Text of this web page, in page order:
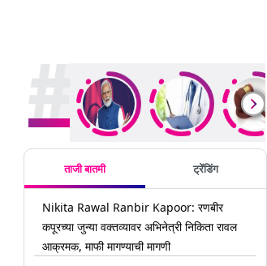
ताजी बातमी ट्रेंडिंग
Nikita Rawal Ranbir Kapoor: रणबीर
कपूरच्या जुन्या वक्तव्यावर अभिनेत्री निकिता रावल
आक्रमक, माफी मागण्याची मागणी